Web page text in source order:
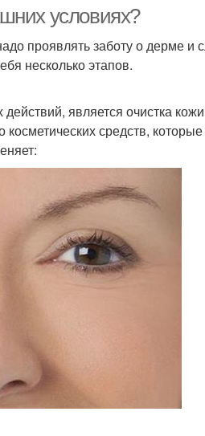
условиях?
проявлять заботу о дерме и
несколько этапов.
является очистка кожи
средств,